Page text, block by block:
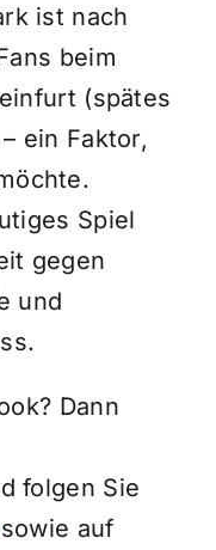
ist nach
beim
(spätes
ein Faktor,
Spiel
gegen
und
Dann
folgen Sie
sowie auf